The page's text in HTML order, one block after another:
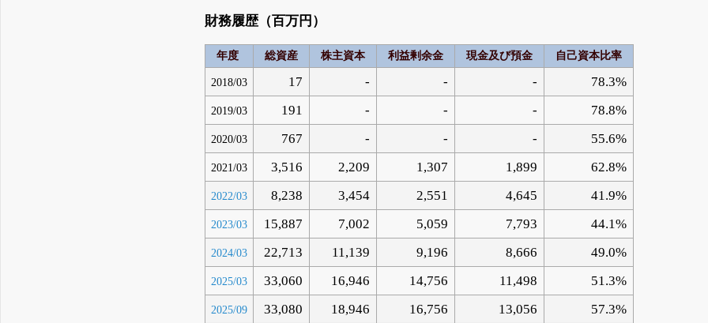
財務履歴（百万円）
年度 総資産 株主資本 利益剰余金 現金及び預金 自己資本比率
2018/03 17 - - - 78.3%
2019/03 191 - - - 78.8%
2020/03 767 - - - 55.6%
2021/03 3,516 2,209 1,307 1,899 62.8%
2022/03 8,238 3,454 2,551 4,645 41.9%
2023/03 15,887 7,002 5,059 7,793 44.1%
2024/03 22,713 11,139 9,196 8,666 49.0%
2025/03 33,060 16,946 14,756 11,498 51.3%
2025/09 33,080 18,946 16,756 13,056 57.3%